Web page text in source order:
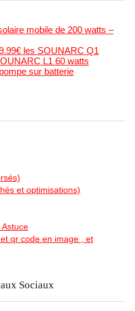
mobile de 200 watts –
les SOUNARC Q1
L1 60 watts
sur batterie
et optimisations)
qr code en image , et
Sociaux